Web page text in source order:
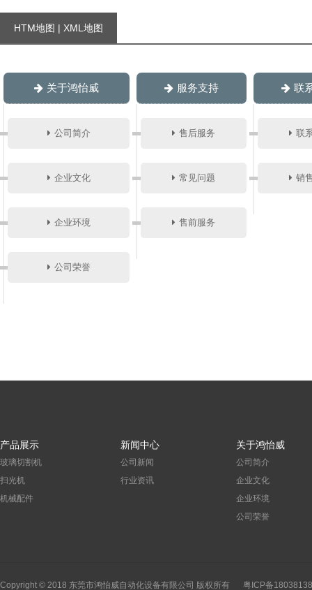
HTM地图 | XML地图
关于鸿怡威
公司简介
企业文化
企业环境
公司荣誉
服务支持
售后服务
常见问题
售前服务
联
联
销
产品展示
玻璃切割机
扫光机
机械配件
新闻中心
公司新闻
行业资讯
关于鸿怡威
公司简介
企业文化
企业环境
公司荣誉
Copyright © 2018 东莞市鸿怡威自动化设备有限公司 版权所有 粤ICP备